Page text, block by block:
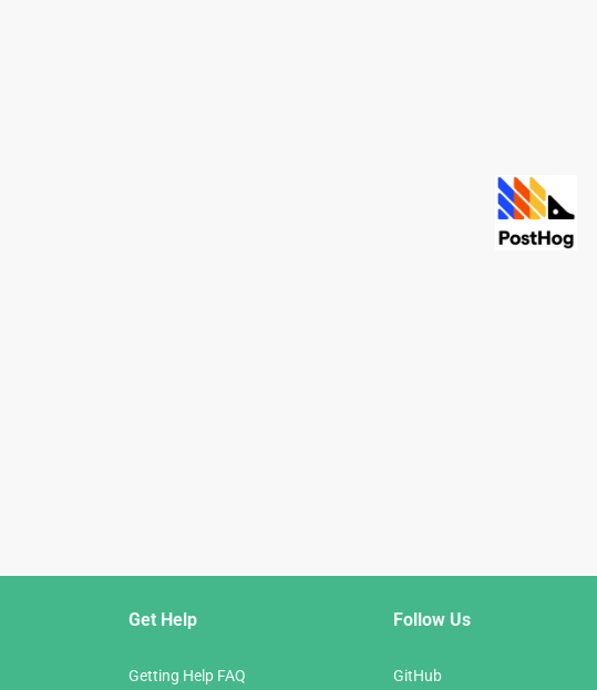
Get Help
Getting Help FAQ
Follow Us
GitHub